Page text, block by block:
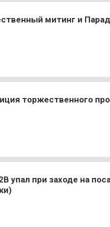
митинг и
торжественного
упал при заходе на